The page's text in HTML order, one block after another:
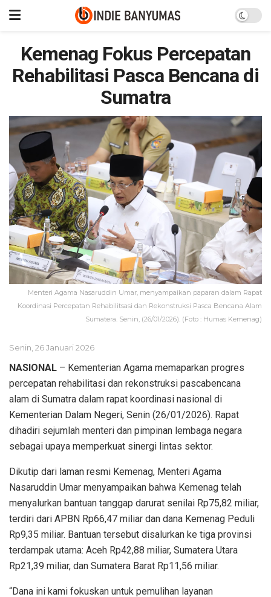
Kemenag Fokus Percepatan
Rehabilitasi Pasca Bencana di
Sumatra
Menteri Agama Nasaruddin Umar, menyampaikan paparan dalam Rapat
Koordinasi Percepatan Rehabilitsasi dan Rekonstruksi Pasca Bencana Alam
Sumatera. Senin, (26/01/2026). (Foto : Humas Kemenag)
Senin, 26 Januari 2026
NASIONAL – Kementerian Agama memaparkan progres
percepatan rehabilitasi dan rekonstruksi pascabencana
alam di Sumatra dalam rapat koordinasi nasional di
Kementerian Dalam Negeri, Senin (26/01/2026). Rapat
dihadiri sejumlah menteri dan pimpinan lembaga negara
sebagai upaya memperkuat sinergi lintas sektor.
Dikutip dari laman resmi Kemenag, Menteri Agama
Nasaruddin Umar menyampaikan bahwa Kemenag telah
menyalurkan bantuan tanggap darurat senilai Rp75,82 miliar,
terdiri dari APBN Rp66,47 miliar dan dana Kemenag Peduli
Rp9,35 miliar. Bantuan tersebut disalurkan ke tiga provinsi
terdampak utama: Aceh Rp42,88 miliar, Sumatera Utara
Rp21,39 miliar, dan Sumatera Barat Rp11,56 miliar.
“Dana ini kami fokuskan untuk pemulihan layanan